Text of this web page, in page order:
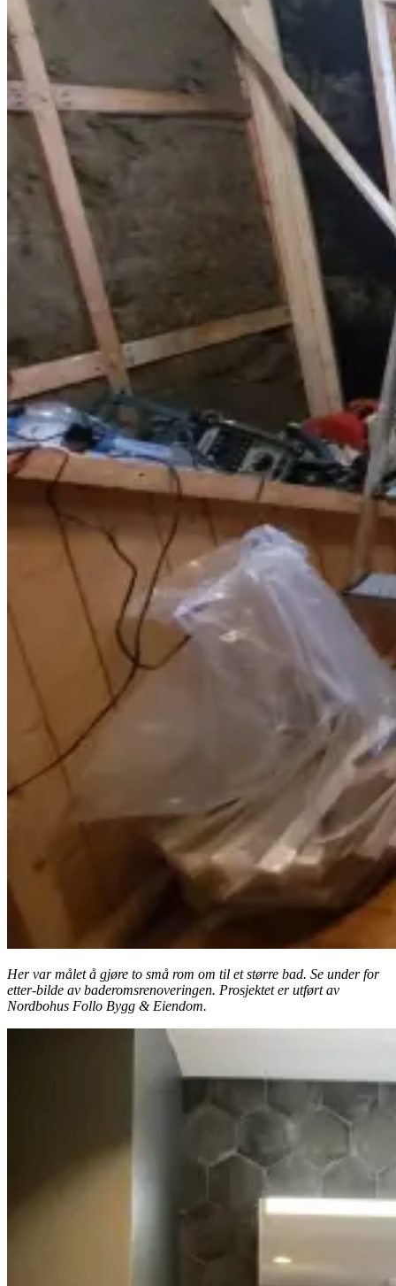
Her var målet å gjøre to små rom om til et større bad. Se under for
etter-bilde av baderomsrenoveringen. Prosjektet er utført av
Nordbohus Follo Bygg & Eiendom.